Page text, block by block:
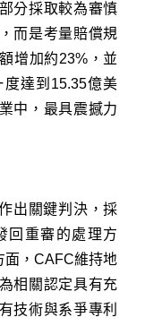
分採取較為審慎
而是考量賠償規
增加約23%，並
達到15.35億美
中，最具震撼力
出關鍵判決，採
回重審的處理方
面，CAFC維持地
相關認定具有充
技術與系爭專利